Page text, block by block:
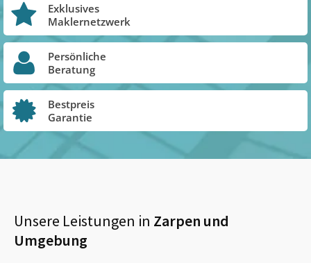
Exklusives
Maklernetzwerk
Persönliche
Beratung
Bestpreis
Garantie
Unsere Leistungen in Zarpen und
Umgebung